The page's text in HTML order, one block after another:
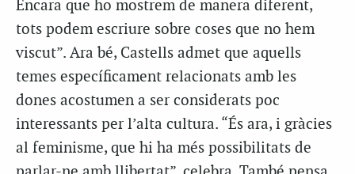
Encara que ho mostrem de manera diferent,
tots podem escriure sobre coses que no hem
viscut”. Ara bé, Castells admet que aquells
temes específicament relacionats amb les
dones acostumen a ser considerats poc
interessants per l’alta cultura. “És ara, i gràcies
al feminisme, que hi ha més possibilitats de